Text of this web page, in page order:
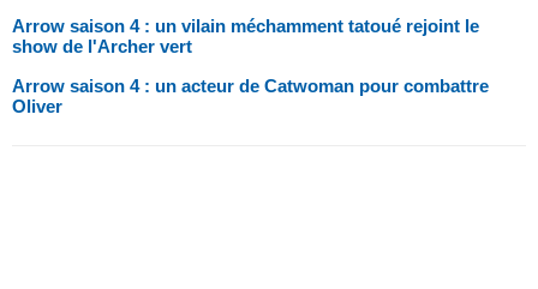
Arrow saison 4 : un vilain méchamment tatoué rejoint le
show de l'Archer vert
Arrow saison 4 : un acteur de Catwoman pour combattre
Oliver